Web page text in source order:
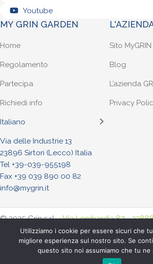
Youtube
MY GRIN GARDEN
Home
Regolamento
Partecipa
Richiedi info
Italiano
Sito MyGRIN
Blog
L’azienda
Privacy
Via delle Industrie 13
23896 Sirtori (Lecco) Italia
Tel +39-039-955198
Fax +39 039 890 00 82
info@mygrin.it
© 2025 Grin s.r.l. -Via Lombardia 87 -
Brianza (Lecco) Italia. - Tel. +39-039-955198
8900082
P.iva : IT04956970968 - R.E.A LC-301853 -
Utilizziamo i cookie per essere sicuri che
migliore esperienza sul nostro sito. Se
questo sito noi assumiamo che tu ne